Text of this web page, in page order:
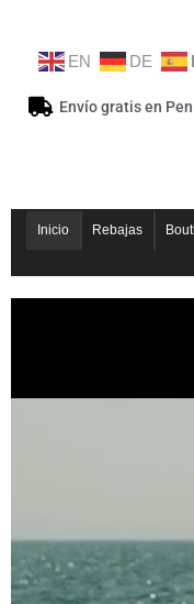
EN DE
Envío gratis en
Inicio Rebajas